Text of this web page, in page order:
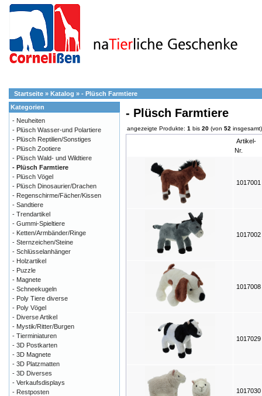
Startseite » Katalog » - Plüsch Farmtiere
- Plüsch Farmtiere
angezeigte Produkte: 1 bis 20 (von 52 insgesamt)
Artikel-
Nr.
1017001
1017002
1017008
1017029
1017030
Kategorien
- Neuheiten
- Plüsch Wasser-und Polartiere
- Plüsch Reptilien/Sonstiges
- Plüsch Zootiere
- Plüsch Wald- und Wildtiere
- Plüsch Farmtiere
- Plüsch Vögel
- Plüsch Dinosaurier/Drachen
- Regenschirme/Fächer/Kissen
- Sandtiere
- Trendartikel
- Gummi-Spieltiere
- Ketten/Armbänder/Ringe
- Sternzeichen/Steine
- Schlüsselanhänger
- Holzartikel
- Puzzle
- Magnete
- Schneekugeln
- Poly Tiere diverse
- Poly Vögel
- Diverse Artikel
- Mystik/Ritter/Burgen
- Tierminiaturen
- 3D Postkarten
- 3D Magnete
- 3D Platzmatten
- 3D Diverses
- Verkaufsdisplays
- Restposten